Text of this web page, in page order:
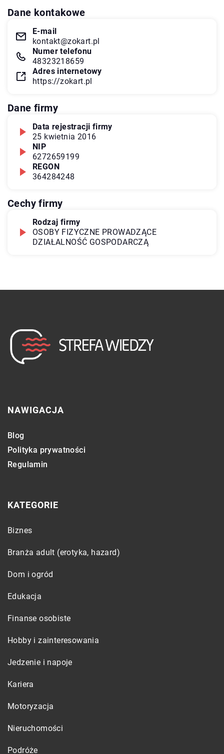
Dane kontakowe
E-mail
kontakt@zokart.pl
Numer telefonu
48323218659
Adres internetowy
https://zokart.pl
Dane firmy
Data rejestracji firmy
25 kwietnia 2016
NIP
6272659199
REGON
364284248
Cechy firmy
Rodzaj firmy
OSOBY FIZYCZNE PROWADZĄCE
DZIAŁALNOŚĆ GOSPODARCZĄ
NAWIGACJA
Blog
Polityka prywatności
Regulamin
KATEGORIE
Biznes
Branża adult (erotyka, hazard)
Dom i ogród
Edukacja
Finanse osobiste
Hobby i zainteresowania
Jedzenie i napoje
Kariera
Motoryzacja
Nieruchomości
Podróże